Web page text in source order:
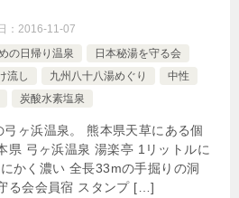
： 2016-11-07
の日帰り温泉
日本秘湯を守る会
流し 九州八十八湯めぐり
中性
炭酸水素塩泉
ヶ浜温泉。 熊本県天草にある個
県 弓ヶ浜温泉 湯楽亭 1リットルに
かく濃い 全長33mの手掘りの洞
る会会員宿 スタンプ […]